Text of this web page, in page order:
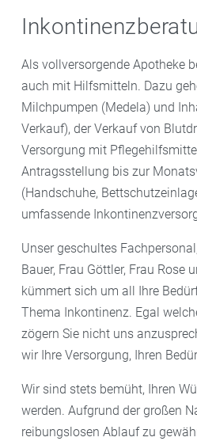
Als vollversorgende Apotheke
auch mit Hilfsmitteln. Dazu
Milchpumpen (Medela) und
Verkauf), der Verkauf von
Versorgung mit
Antragsstellung bis zur
(Handschuhe,
umfassende
Unser geschultes
Bauer, Frau Göttler, Frau Rose
kümmert sich um all Ihre
Thema Inkontinenz. Egal
zögern Sie nicht uns
wir Ihre Versorgung, Ihren
Wir sind stets bemüht, Ihren
werden. Aufgrund der großen
reibungslosen Ablauf zu